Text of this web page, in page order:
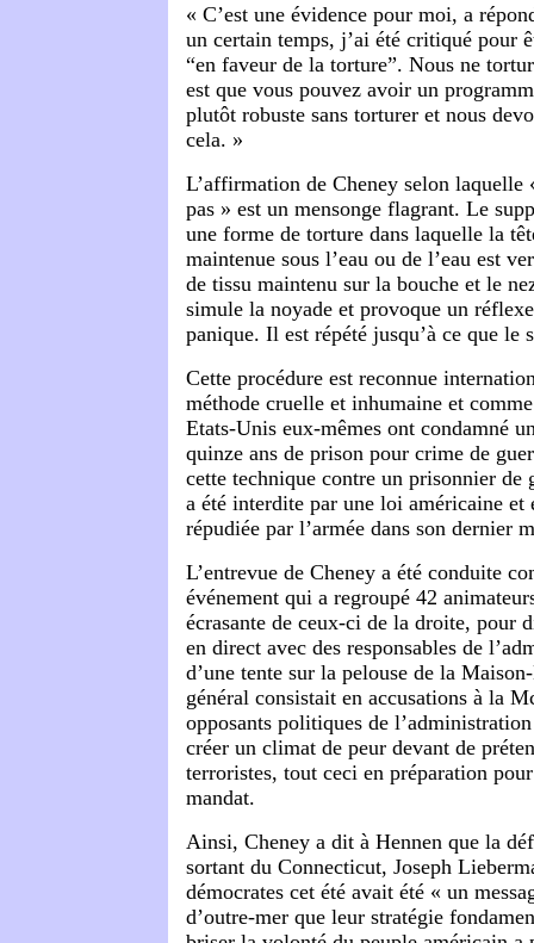
« C’est une évidence pour moi, a
un certain temps, j’ai été critiqué pour
“en faveur de la torture”. Nous ne
est que vous pouvez avoir un
plutôt robuste sans torturer et nous
cela. »
L’affirmation de Cheney selon laquelle
pas » est un mensonge flagrant. Le
une forme de torture dans laquelle la
maintenue sous l’eau ou de l’eau est
de tissu maintenu sur la bouche et le
simule la noyade et provoque un
panique. Il est répété jusqu’à ce que le
Cette procédure est reconnue
méthode cruelle et inhumaine et
Etats-Unis eux-mêmes ont condamné
quinze ans de prison pour crime de
cette technique contre un prisonnier de
a été interdite par une loi américaine et
répudiée par l’armée dans son dernier
L’entrevue de Cheney a été conduite
événement qui a regroupé 42
écrasante de ceux-ci de la droite, pour
en direct avec des responsables de
d’une tente sur la pelouse de la
général consistait en accusations à la
opposants politiques de
créer un climat de peur devant de
terroristes, tout ceci en préparation
mandat.
Ainsi, Cheney a dit à Hennen que la
sortant du Connecticut, Joseph
démocrates cet été avait été « un
d’outre-mer que leur stratégie